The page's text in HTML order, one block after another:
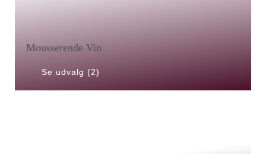
Mousserende Vin
Se udvalg (2)